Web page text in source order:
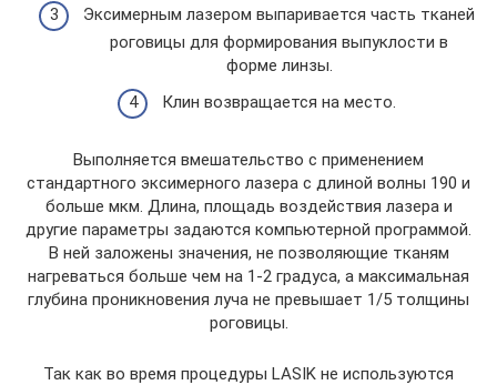
Эксимерным лазером выпаривается часть тканей
роговицы для формирования выпуклости в
форме линзы.
Клин возвращается на место.
Выполняется вмешательство с применением
стандартного эксимерного лазера с длиной волны 190 и
больше мкм. Длина, площадь воздействия лазера и
другие параметры задаются компьютерной программой.
В ней заложены значения, не позволяющие тканям
нагреваться больше чем на 1-2 градуса, а максимальная
глубина проникновения луча не превышает 1/5 толщины
роговицы.
Так как во время процедуры LASIK не используются